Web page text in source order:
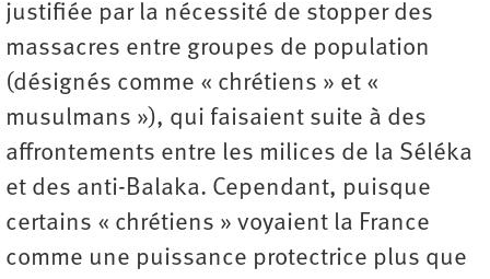
justifiée par la nécessité de stopper des
massacres entre groupes de population
(désignés comme « chrétiens » et «
musulmans »), qui faisaient suite à des
affrontements entre les milices de la Séléka
et des anti-Balaka. Cependant, puisque
certains « chrétiens » voyaient la France
comme une puissance protectrice plus que